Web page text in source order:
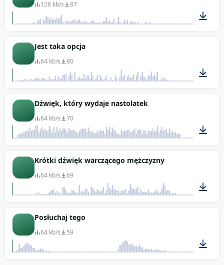
128 kb/s 87
Jest taka opcja
64 kb/s 80
Dźwięk, który wydaje nastolatek
64 kb/s 70
Krótki dźwięk warczącego mężczyzny
64 kb/s 69
Posłuchaj tego
64 kb/s 59